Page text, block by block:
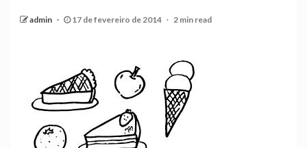
admin 17 de fevereiro de 2014 2 min read